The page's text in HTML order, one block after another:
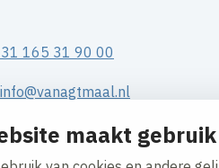
maakt
165 31 90 00
info@vanagtmaal.nl